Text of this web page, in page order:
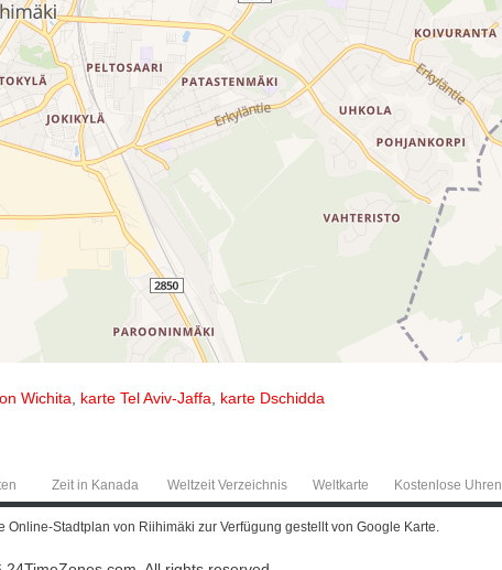
Wichita karte Tel Aviv-Jaffa karte Dschidda
Zeit in Kanada Weltzeit Verzeichnis Weltkarte Kostenlose Uhren
Stadtplan von Riihimäki zur Verfügung gestellt von Google Karte.